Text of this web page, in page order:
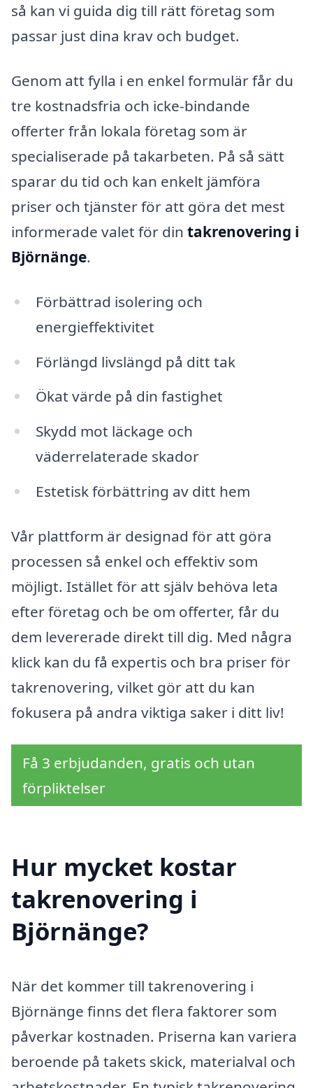
så kan vi guida dig till rätt företag som
passar just dina krav och budget.
Genom att fylla i en enkel formulär får du
tre kostnadsfria och icke-bindande
offerter från lokala företag som är
specialiserade på takarbeten. På så sätt
sparar du tid och kan enkelt jämföra
priser och tjänster för att göra det mest
informerade valet för din takrenovering i
Björnänge.
Förbättrad isolering och
energieffektivitet
Förlängd livslängd på ditt tak
Ökat värde på din fastighet
Skydd mot läckage och
väderrelaterade skador
Estetisk förbättring av ditt hem
Vår plattform är designad för att göra
processen så enkel och effektiv som
möjligt. Istället för att själv behöva leta
efter företag och be om offerter, får du
dem levererade direkt till dig. Med några
klick kan du få expertis och bra priser för
takrenovering, vilket gör att du kan
fokusera på andra viktiga saker i ditt liv!
Få 3 erbjudanden, gratis och utan
förpliktelser
Hur mycket kostar
takrenovering i
Björnänge?
När det kommer till takrenovering i
Björnänge finns det flera faktorer som
påverkar kostnaden. Priserna kan variera
beroende på takets skick, materialval och